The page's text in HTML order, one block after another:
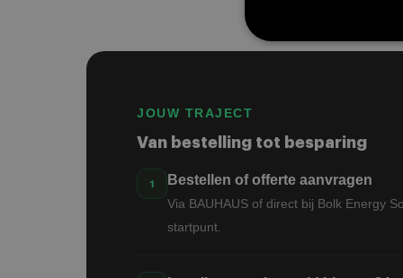
JOUW TRAJECT
Van bestelling tot besparing
Bestellen of offerte aanvragen
Via BAUHAUS of direct bij Bolk Energy
startpunt.
Prestatiecookies
Naam